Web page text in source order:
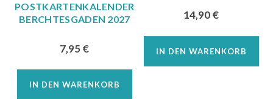
POSTKARTENKALENDER
BERCHTESGADEN 2027
7,95€
IN DEN WARENKORB
14,90€
IN DEN WARENKORB